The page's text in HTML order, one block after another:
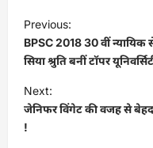
P
o
s
t
n
a
Previous:
BPSC 2018 30 वीं न्यायिक
सिया श्रुति बनीं टॉपर
Next:
जेनिफर विंगेट की वजह से
!